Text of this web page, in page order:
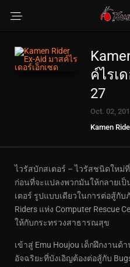
ค์ไรเ
27
Oct. 02,
Kamen
ไวรัสบักสเตอร์ – ไวรัสชนิดใหม่
ก่อนที่จะแปลงพวกมันให้กลายเป็
เตอร์ รูปแบบเดียวในการต่อสู้กั
Riders แห่ง Computer Rescue
ให้กับกระทรวงสาธารณสุข
เข้าสู่ Emu Houjou เด็กฝึกงานด้
อัจฉริยะที่บังเอิญต้องต่อสู้กับ